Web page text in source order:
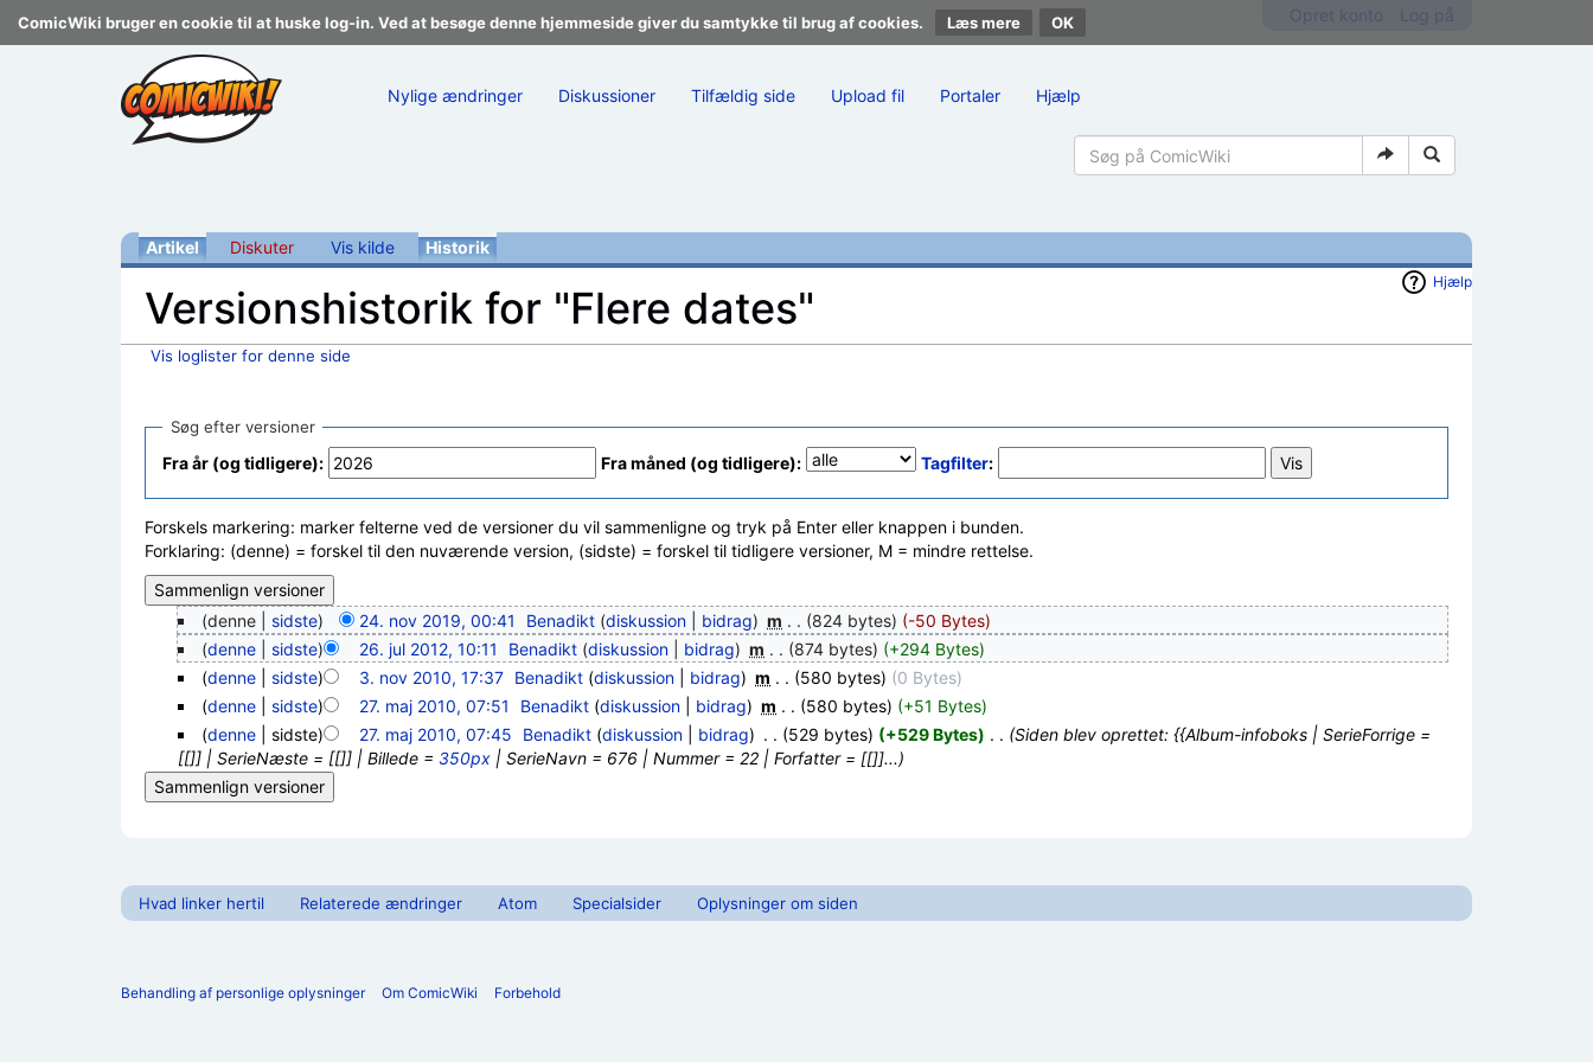
ComicWiki bruger en cookie til at huske log-in. Ved at besøge denne hjemmeside giver du samtykke til brug af cookies. Læs mere
Nylige ændringer Diskussioner Tilfældig side Upload fil Portaler Hjælp
Artikel Diskuter Vis kilde Historik
Hjælp
Versionshistorik for "Flere dates"
Vis loglister for denne side
Søg efter versioner
Fra år (og tidligere): Fra måned (og tidligere): Tagfilter:
Forskels markering: marker felterne ved de versioner du vil sammenligne og tryk på Enter eller knappen i bunden.
Forklaring: (denne) = forskel til den nuværende version, (sidste) = forskel til tidligere versioner, M = mindre rettelse.
(denne | sidste) 24. nov 2019, 00:41 Benadikt (diskussion bidrag) ‎m . . (824 bytes) (-50 Bytes)
(denne| sidste) 26. jul 2012, 10:11 Benadikt (diskussion bidrag) ‎m . . (874 bytes) (+294 Bytes)
(denne| sidste) 3. nov 2010, 17:37‎ Benadikt (diskussion bidrag) ‎m . . (580 bytes) (0 Bytes)
(denne| sidste) 27. maj 2010, 07:51 Benadikt (diskussion bidrag) ‎m . . (580 bytes) (+51 Bytes)
(denne| sidste) 27. maj 2010, 07:45 Benadikt (diskussion bidrag) . . (529 bytes) (+529 Bytes) . . (Siden blev oprettet: {{Album-infoboks | SerieForrige =
[[]] | SerieNæste = [[]] | Billede = 350px| SerieNavn = 676 | Nummer = 22 | Forfatter = [[]]...)
Hvad linker hertil Relaterede ændringer Atom Specialsider Oplysninger om siden
Behandling af personlige oplysninger Om ComicWiki Forbehold